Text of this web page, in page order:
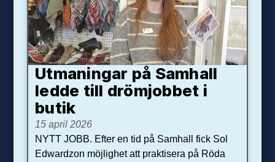
Utmaningar på Sam­hall
ledde till dröm­jobbet i
butik
15 april 2026
NYTT JOBB. Efter en tid på Samhall fick Sol
Edwardzon möjlighet att praktisera på Röda